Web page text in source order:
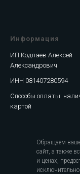
Информация
ИП Кодлаев Алексей
Александрович
ИНН 081407280594
Способы оплаты:
картой
Обращаем
сайт, а также
и ценах,